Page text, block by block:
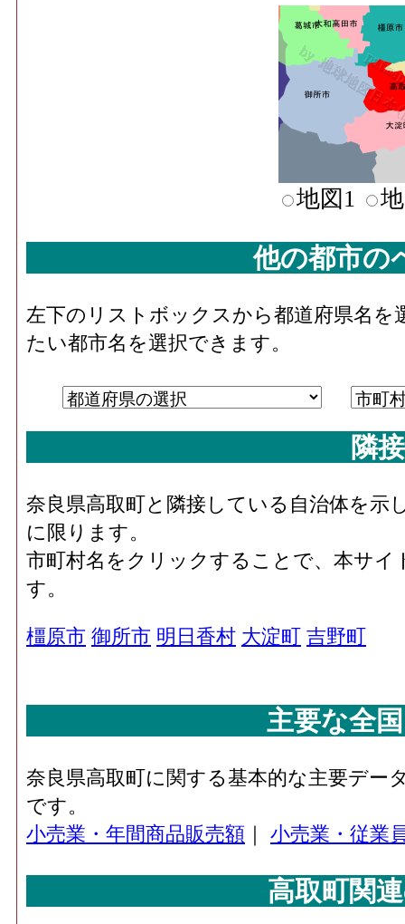
地図1
他の都市の
左下のリストボックスから都道府県名
たい都市名を選択できます。
隣
奈良県高取町と隣接している自治体を示
に限ります。
市町村名をクリックすることで、本サ
す。
橿原市 御所市 明日香村 大淀町 吉野町
主要な全
奈良県高取町に関する基本的な主要デ
です。
小売業・年間商品販売額 ｜ 小売業・従業
高取町関